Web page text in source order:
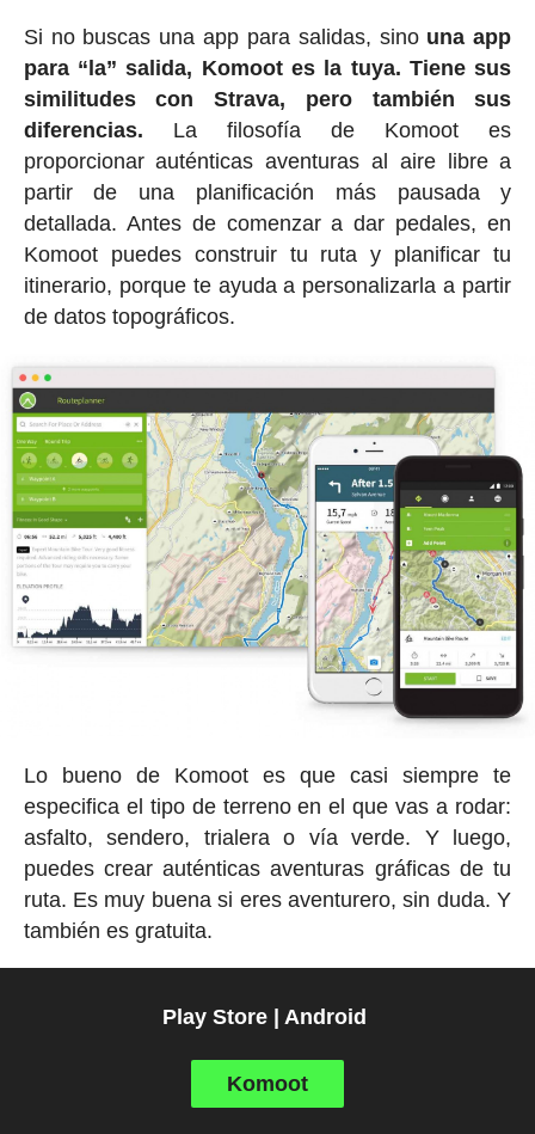
Si no buscas una app para salidas, sino una app
para “la” salida, Komoot es la tuya. Tiene sus
similitudes con Strava, pero también sus
diferencias. La filosofía de Komoot es
proporcionar auténticas aventuras al aire libre a
partir de una planificación más pausada y
detallada. Antes de comenzar a dar pedales, en
Komoot puedes construir tu ruta y planificar tu
itinerario, porque te ayuda a personalizarla a partir
de datos topográficos.
Lo bueno de Komoot es que casi siempre te
especifica el tipo de terreno en el que vas a rodar:
asfalto, sendero, trialera o vía verde. Y luego,
puedes crear auténticas aventuras gráficas de tu
ruta. Es muy buena si eres aventurero, sin duda. Y
también es gratuita.
Play Store | Android
Komoot